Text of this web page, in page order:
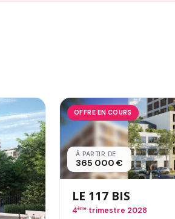
OFFRE EN COURS
À PARTIR DE
365 000 €
LE 117 BIS
4ème trimestre 2028